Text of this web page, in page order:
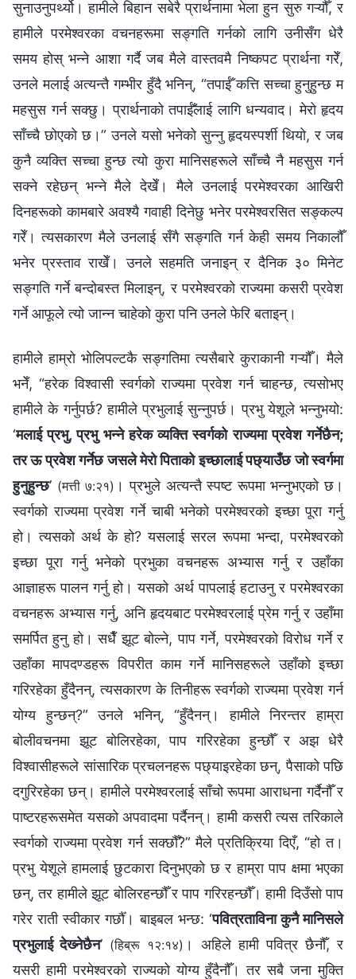
सुनाउनुपर्थ्यो। हामीले बिहान सबेरै प्रार्थनामा भेला हुन सुरु गऱ्यौँ, र
हामीले परमेश्‍वरका वचनहरूमा सङ्गति गर्नको लागि उनीसँग धेरै
समय होस् भन्‍ने आशा गर्दै जब मैले वास्तवमै निष्कपट प्रार्थना गरेँ,
उनले मलाई अत्यन्तै गम्‍भीर हुँदै भनिन्, “तपाईँ कत्ति सच्‍चा हुनुहुन्छ म
महसुस गर्न सक्छु। प्रार्थनाको तपाईँलाई लागि धन्यवाद। मेरो हृदय
साँच्‍चै छोएको छ।” उनले यसो भनेको सुन्नु हृदयस्पर्शी थियो, र जब
कुनै व्यक्ति सच्‍चा हुन्छ त्यो कुरा मानिसहरूले साँच्‍चै नै महसुस गर्न
सक्‍ने रहेछन् भन्‍ने मैले देखेँ। मैले उनलाई परमेश्वरका आखिरी
दिनहरूको कामबारे अवश्यै गवाही दिनेछु भनेर परमेश्वरसित सङ्कल्प
गरेँ। त्यसकारण मैले उनलाई सँगै सङ्गति गर्न केही समय निकालौँ
भनेर प्रस्ताव राखेँ। उनले सहमति जनाइन् र दैनिक ३० मिनेट
सङ्गति गर्ने बन्दोबस्त मिलाइन्, र परमेश्‍वरको राज्यमा कसरी प्रवेश
गर्ने आफूले त्यो जान्‍न चाहेको कुरा पनि उनले फेरि बताइन्।
हामीले हाम्रो भोलिपल्‍टकै सङ्गतिमा त्यसैबारे कुराकानी गऱ्यौँ। मैले
भनेँ, “हरेक विश्‍वासी स्वर्गको राज्यमा प्रवेश गर्न चाहन्छ, त्यसोभए
हामीले के गर्नुपर्छ? हामीले प्रभुलाई सुन्‍नुपर्छ। प्रभु येशूले भन्नुभयो:
‘मलाई प्रभु, प्रभु भन्‍ने हरेक व्यक्ति स्वर्गको राज्यमा प्रवेश गर्नेछैन;
तर ऊ प्रवेश गर्नेछ जसले मेरो पिताको इच्‍छालाई पछ्याउँछ जो स्वर्गमा
हुनुहुन्छ’ (मत्ती ७:२१) । प्रभुले अत्यन्तै स्पष्ट रूपमा भन्‍नुभएको छ।
स्वर्गको राज्यमा प्रवेश गर्ने चाबी भनेको परमेश्‍वरको इच्‍छा पूरा गर्नु
हो। त्यसको अर्थ के हो? यसलाई सरल रूपमा भन्दा, परमेश्‍वरको
इच्‍छा पूरा गर्नु भनेको प्रभुका वचनहरू अभ्यास गर्नु र उहाँका
आज्ञाहरू पालन गर्नु हो। यसको अर्थ पापलाई हटाउनु र परमेश्‍वरका
वचनहरू अभ्यास गर्नु, अनि हृदयबाट परमेश्‍वरलाई प्रेम गर्नु र उहाँमा
समर्पित हुनु हो। सधैँ झूट बोल्‍ने, पाप गर्ने, परमेश्‍वरको विरोध गर्ने र
उहाँका मापदण्डहरू विपरीत काम गर्ने मानिसहरूले उहाँको इच्‍छा
गरिरहेका हुँदैनन्, त्यसकारण के तिनीहरू स्वर्गको राज्यमा प्रवेश गर्न
योग्य हुन्छन्?” उनले भनिन्, “हुँदैनन्। हामीले निरन्तर हाम्रा
बोलीवचनमा झूट बोलिरहेका, पाप गरिरहेका हुन्छौँ र अझ धेरै
विश्वासीहरूले सांसारिक प्रचलनहरू पछ्याइरहेका छन्, पैसाको पछि
दगुरिरहेका छन्। हामीले परमेश्‍वरलाई साँचो रूपमा आराधना गर्दैनौँ र
पाष्टरहरूसमेत यसको अपवादमा पर्दैनन्। हामी कसरी त्यस तरिकाले
स्वर्गको राज्यमा प्रवेश गर्न सक्छौँ?” मैले प्रतिक्रिया दिएँ, “हो त।
प्रभु येशूले हामलाई छुटकारा दिनुभएको छ र हाम्रा पाप क्षमा भएका
छन्, तर हामीले झूट बोलिरहन्छौँ र पाप गरिरहन्छौँ। हामी दिउँसो पाप
गरेर राती स्वीकार गर्छौँ। बाइबल भन्छ: ‘पवित्रताविना कुनै मानिसले
प्रभुलाई देख्‍नेछैन’ (हिब्रू १२:१४) । अहिले हामी पवित्र छैनौँ, र
यसरी हामी परमेश्वरको राज्यको योग्य हुँदैनौँ। तर सबै जना मुक्ति